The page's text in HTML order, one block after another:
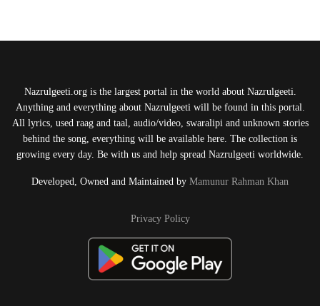
Nazrulgeeti.org is the largest portal in the world about Nazrulgeeti.
Anything and everything about Nazrulgeeti will be found in this portal.
All lyrics, used raag and taal, audio/video, swaralipi and unknown stories
behind the song, everything will be available here. The collection is
growing every day. Be with us and help spread Nazrulgeeti worldwide.
Developed, Owned and Maintained by Mamunur Rahman Khan
Privacy Policy